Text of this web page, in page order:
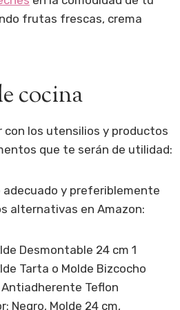
frutas frescas, crema
cocina
los utensilios y productos
que te serán de utilidad:
adecuado y preferiblemente
alternativas en Amazon:
Desmontable 24 cm 1
Tarta o Molde Bizcocho
Teflon
Negro, Molde 24 cm,